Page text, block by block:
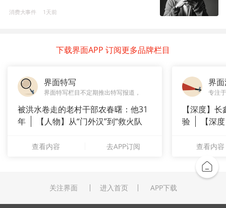
消费大事件 1天前
下载界面APP 订阅更多品牌栏目
界面特写
界面特写栏目不定期推出特写报道，
被洪水卷走的老村干部农春曙：他31
年
【人物】从“门外汉”到“救火队
查看内容 去APP订阅
界
专注
【深度】
验
【深
查看内容
关注界面 进入首页 APP下载